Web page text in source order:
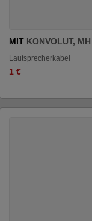
MIT KONVOLUT,
Lautsprecherkabel
1 €